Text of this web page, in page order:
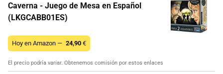
Caverna - Juego de Mesa en Español
(LKGCABB01ES)
Hoy en Amazon — 24,90 €
El precio podría variar. Obtenemos comisión por estos enlaces